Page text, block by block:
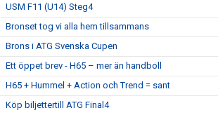
USM F11 (U14) Steg4
Bronset tog vi alla hem tillsammans
Brons i ATG Svenska Cupen
Ett öppet brev - H65 – mer än handboll
H65 + Hummel + Action och Trend = sant
Köp biljettertill ATG Final4